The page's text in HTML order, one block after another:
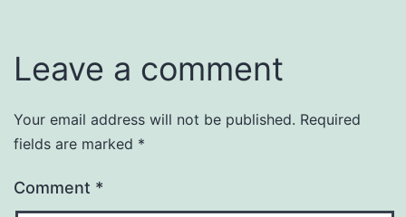
Leave a comment
Your email address will not be published. Required
fields are marked *
Comment *